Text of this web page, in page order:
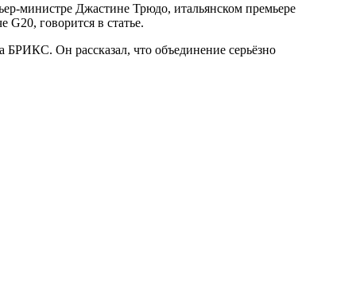
министре Джастине Трюдо, итальянском премьере
говорится в статье.
Он рассказал, что объединение серьёзно